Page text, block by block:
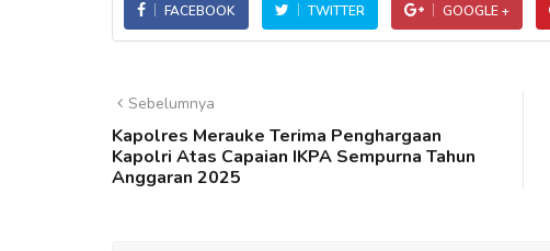
FACEBOOK TWITTER GOOGLE +
Sebelumnya
Kapolres Merauke Terima Penghargaan
Kapolri Atas Capaian IKPA Sempurna Tahun
Anggaran 2025